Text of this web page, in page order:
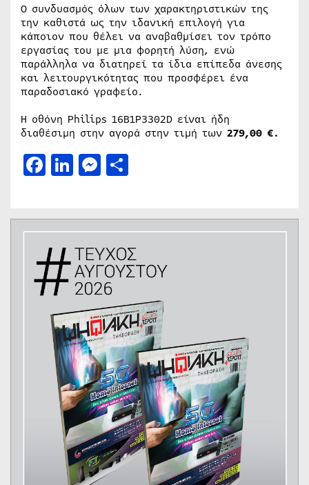
Ο συνδυασμός όλων των χαρακτηριστικών της
την καθιστά ως την ιδανική επιλογή για
κάποιον που θέλει να αναβαθμίσει τον τρόπο
εργασίας του με μια φορητή λύση, ενώ
παράλληλα να διατηρεί τα ίδια επίπεδα άνεσης
και λειτουργικότητας που προσφέρει ένα
παραδοσιακό γραφείο.
Η οθόνη Philips 16B1P3302D είναι ήδη
διαθέσιμη στην αγορά στην τιμή των 279,00 €.
Facebook
LinkedIn
Messenger